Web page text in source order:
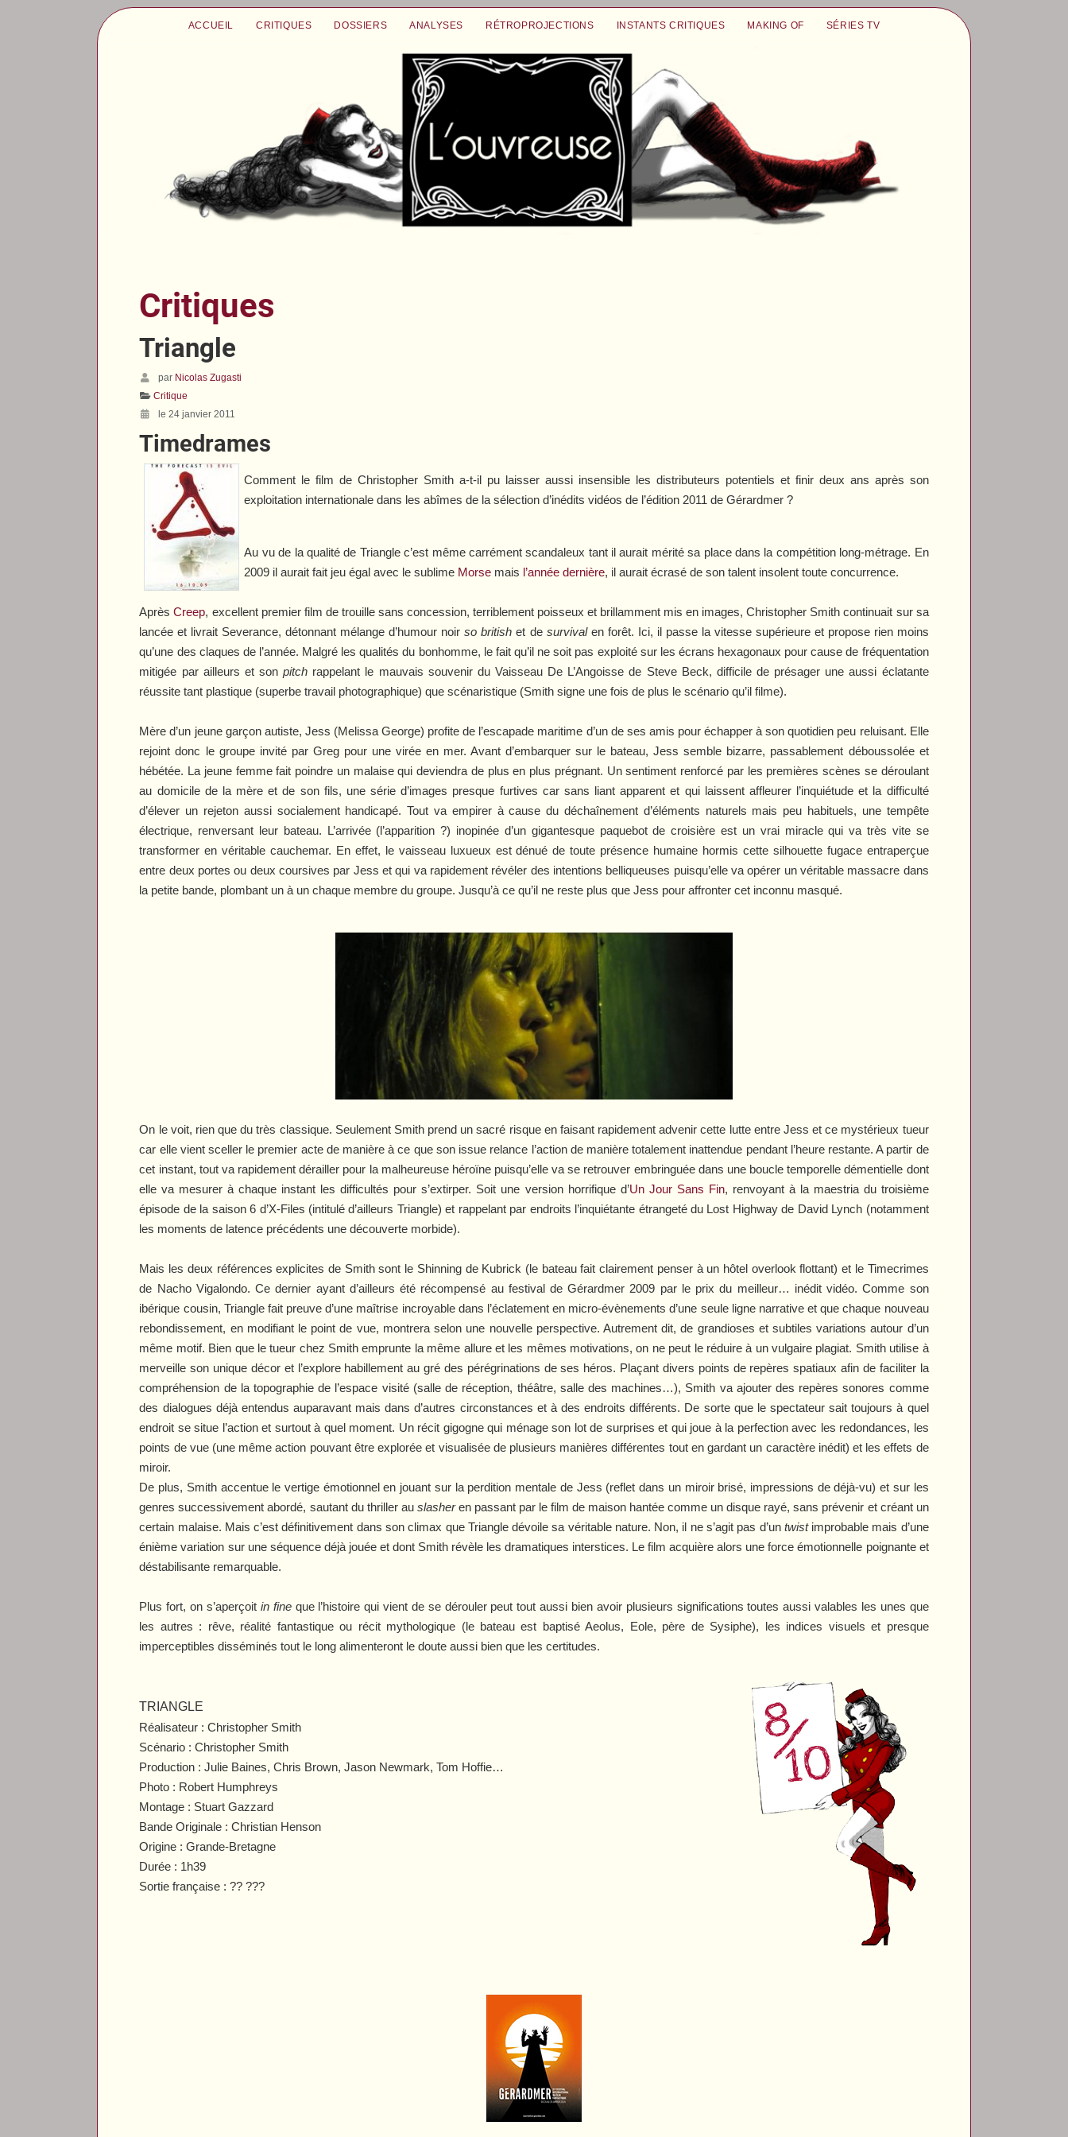
ACCUEIL CRITIQUES DOSSIERS ANALYSES RÉTROPROJECTIONS INSTANTS CRITIQUES MAKING OF SÉRIES TV
Critiques
Triangle
par Nicolas Zugasti
Critique
le 24 janvier 2011
Timedrames
Comment le film de Christopher Smith a-t-il pu laisser aussi insensible les distributeurs potentiels et finir deux ans après son
exploitation internationale dans les abîmes de la sélection d’inédits vidéos de l’édition 2011 de Gérardmer ?
Au vu de la qualité de Trianglec’est même carrément scandaleux tant il aurait mérité sa place dans la compétition long-métrage. En
2009 il aurait fait jeu égal avec le sublime Morse mais l’année dernière, il aurait écrasé de son talent insolent toute concurrence.
AprèsCreep, excellent premier film de trouille sans concession, terriblement poisseux et brillamment mis en images, Christopher Smith continuait sur sa
lancée et livrait Severance, détonnant mélange d’humour noirso british et de survivalen forêt. Ici, il passe la vitesse supérieure et propose rien moins
qu’une des claques de l’année. Malgré les qualités du bonhomme, le fait qu’il ne soit pas exploité sur les écrans hexagonaux pour cause de fréquentation
mitigée par ailleurs et sonpitch rappelant le mauvais souvenir duVaisseau De L’Angoisse de Steve Beck, difficile de présager une aussi éclatante
réussite tant plastique (superbe travail photographique) que scénaristique (Smith signe une fois de plus le scénario qu’il filme).
Mère d’un jeune garçon autiste, Jess (Melissa George) profite de l’escapade maritime d’un de ses amis pour échapper à son quotidien peu reluisant. Elle
rejoint donc le groupe invité par Greg pour une virée en mer. Avant d’embarquer sur le bateau, Jess semble bizarre, passablement déboussolée et
hébétée. La jeune femme fait poindre un malaise qui deviendra de plus en plus prégnant. Un sentiment renforcé par les premières scènes se déroulant
au domicile de la mère et de son fils, une série d’images presque furtives car sans liant apparent et qui laissent affleurer l’inquiétude et la difficulté
d’élever un rejeton aussi socialement handicapé. Tout va empirer à cause du déchaînement d’éléments naturels mais peu habituels, une tempête
électrique, renversant leur bateau. L’arrivée (l’apparition ?) inopinée d’un gigantesque paquebot de croisière est un vrai miracle qui va très vite se
transformer en véritable cauchemar. En effet, le vaisseau luxueux est dénué de toute présence humaine hormis cette silhouette fugace entraperçue
entre deux portes ou deux coursives par Jess et qui va rapidement révéler des intentions belliqueuses puisqu’elle va opérer un véritable massacre dans
la petite bande, plombant un à un chaque membre du groupe. Jusqu’à ce qu’il ne reste plus que Jess pour affronter cet inconnu masqué.
On le voit, rien que du très classique. Seulement Smith prend un sacré risque en faisant rapidement advenir cette lutte entre Jess et ce mystérieux tueur
car elle vient sceller le premier acte de manière à ce que son issue relance l’action de manière totalement inattendue pendant l’heure restante. A partir de
cet instant, tout va rapidement dérailler pour la malheureuse héroïne puisqu’elle va se retrouver embringuée dans une boucle temporelle démentielle dont
elle va mesurer à chaque instant les difficultés pour s’extirper. Soit une version horrifique d’Un Jour Sans Fin, renvoyant à la maestria du troisième
épisode de la saison 6 d’X-Files (intitulé d’ailleurs Triangle) et rappelant par endroits l’inquiétante étrangeté du Lost Highwayde David Lynch (notamment
les moments de latence précédents une découverte morbide).
Mais les deux références explicites de Smith sont le Shinningde Kubrick (le bateau fait clairement penser à un hôtel overlook flottant) et le Timecrimes
de Nacho Vigalondo. Ce dernier ayant d’ailleurs été récompensé au festival de Gérardmer 2009 par le prix du meilleur… inédit vidéo. Comme son
ibérique cousin, Trianglefait preuve d’une maîtrise incroyable dans l’éclatement en micro-évènements d’une seule ligne narrative et que chaque nouveau
rebondissement, en modifiant le point de vue, montrera selon une nouvelle perspective. Autrement dit, de grandioses et subtiles variations autour d’un
même motif. Bien que le tueur chez Smith emprunte la même allure et les mêmes motivations, on ne peut le réduire à un vulgaire plagiat. Smith utilise à
merveille son unique décor et l’explore habillement au gré des pérégrinations de ses héros. Plaçant divers points de repères spatiaux afin de faciliter la
compréhension de la topographie de l’espace visité (salle de réception, théâtre, salle des machines…), Smith va ajouter des repères sonores comme
des dialogues déjà entendus auparavant mais dans d’autres circonstances et à des endroits différents. De sorte que le spectateur sait toujours à quel
endroit se situe l’action et surtout à quel moment. Un récit gigogne qui ménage son lot de surprises et qui joue à la perfection avec les redondances, les
points de vue (une même action pouvant être explorée et visualisée de plusieurs manières différentes tout en gardant un caractère inédit) et les effets de
miroir.
De plus, Smith accentue le vertige émotionnel en jouant sur la perdition mentale de Jess (reflet dans un miroir brisé, impressions de déjà-vu) et sur les
genres successivement abordé, sautant du thriller au slasheren passant par le film de maison hantée comme un disque rayé, sans prévenir et créant un
certain malaise. Mais c’est définitivement dans son climax que Triangledévoile sa véritable nature. Non, il ne s’agit pas d’un twistimprobable mais d’une
énième variation sur une séquence déjà jouée et dont Smith révèle les dramatiques interstices. Le film acquière alors une force émotionnelle poignante et
déstabilisante remarquable.
Plus fort, on s’aperçoit in fineque l’histoire qui vient de se dérouler peut tout aussi bien avoir plusieurs significations toutes aussi valables les unes que
les autres : rêve, réalité fantastique ou récit mythologique (le bateau est baptisé Aeolus, Eole, père de Sysiphe), les indices visuels et presque
imperceptibles disséminés tout le long alimenteront le doute aussi bien que les certitudes.
TRIANGLE
Réalisateur : Christopher Smith
Scénario : Christopher Smith
Production : Julie Baines, Chris Brown, Jason Newmark, Tom Hoffie…
Photo : Robert Humphreys
Montage : Stuart Gazzard
Bande Originale : Christian Henson
Origine : Grande-Bretagne
Durée : 1h39
Sortie française : ?? ???